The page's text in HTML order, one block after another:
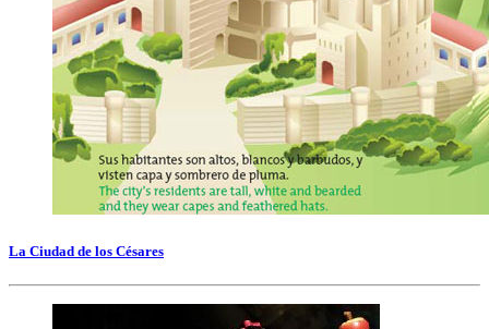
La Ciudad de los Césares